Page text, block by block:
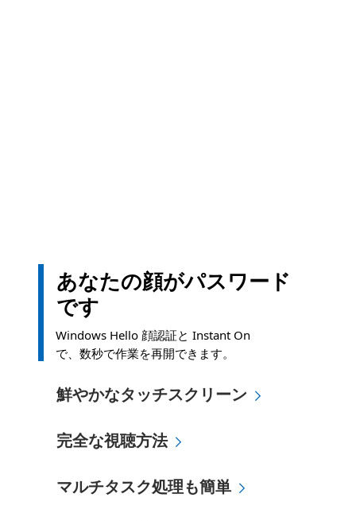
あなたの顔がパスワード
です
Windows Hello 顔認証と Instant On で、数秒で作業を
Windows Hello 顔認証と Instant On
で、数秒で作業を再開できます。
鮮やかなタッチスクリーン
完全な視聴方法
マルチタスク処理も簡単